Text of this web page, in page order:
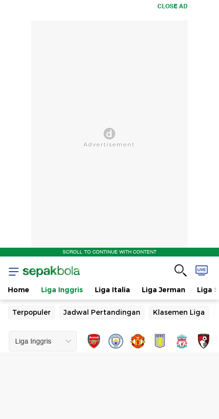
CLOSE AD
SCROLL TO CONTINUE WITH CONTENT
Home Liga Inggris Liga Italia Liga Jerman Liga
Terpopuler Jadwal Pertandingan Klasemen Liga